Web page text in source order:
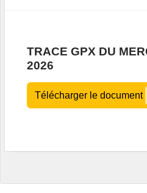
TRACE GPX DU
2026
Télécharger le document